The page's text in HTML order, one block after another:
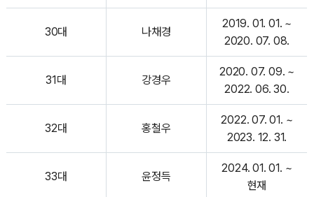
30대 나채경
2019. 01. 01. ~
2020. 07. 08.
31대 강경우
2020. 07. 09. ~
2022. 06. 30.
32대 홍철우
2022. 07. 01. ~
2023. 12. 31.
33대 윤정득
2024. 01. 01. ~
현재